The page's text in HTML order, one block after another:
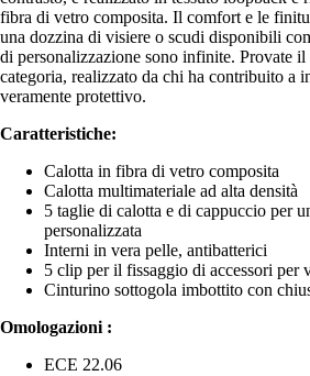
fibra di vetro composita. Il comfort e le
una dozzina di visiere o scudi disponibili
di personalizzazione sono infinite. Provate
categoria, realizzato da chi ha contribuito a
veramente protettivo.
Caratteristiche:
Calotta in fibra di vetro composita
Calotta multimateriale ad alta densità
5 taglie di calotta e di cappuccio per
personalizzata
Interni in vera pelle, antibatterici
5 clip per il fissaggio di accessori per
Cinturino sottogola imbottito con
Omologazioni :
ECE 22.06